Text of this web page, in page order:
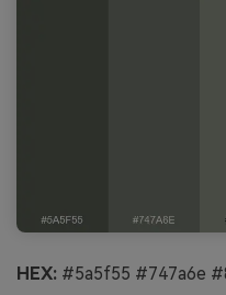
HEX: #5a5f55 #747a6e